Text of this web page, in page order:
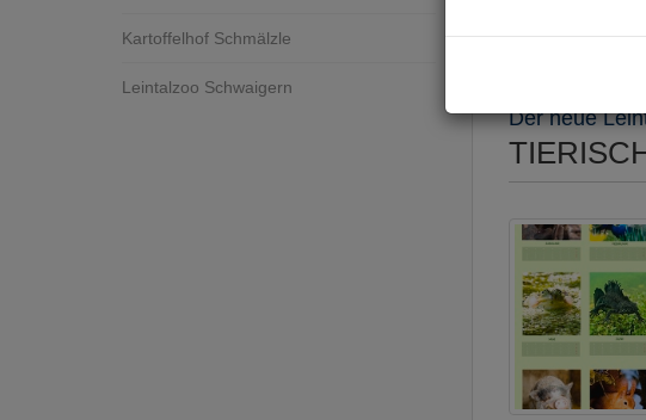
Kartoffelhof Schmälzle
Leintalzoo Schwaigern
Der neue